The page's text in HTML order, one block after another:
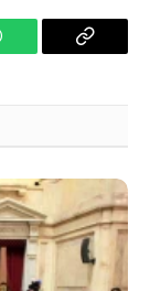
Copy